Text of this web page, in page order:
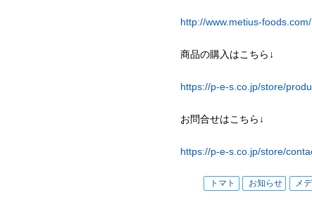
http://www.metius-
商品の購入はこちら↓
https://p-e-s.co.jp/store/
お問合せはこちら↓
https://p-e-s.co.jp/store/
トマト お知らせ メ